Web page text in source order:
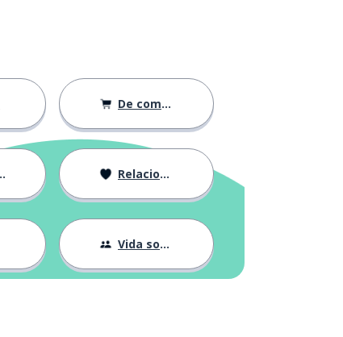
De compras
Relaciones
Vida social